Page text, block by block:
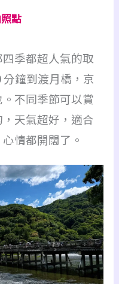
點
季都超人氣的取
分鐘到渡月橋，京
不同季節可以賞
天氣超好，適合
情都開闊了。